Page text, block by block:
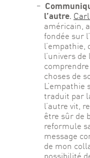
l’autre.
américain,
fondée sur
l’empathie,
l’univers de
choses de
L’empathie
traduit par
l’autre vit,
être sûr de
reformule
message
de mon